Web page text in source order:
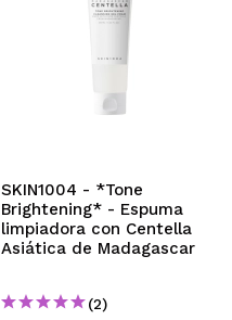
SKIN1004 - *Tone
Brightening* - Espuma
limpiadora con Centella
Asiática de Madagascar
(2)